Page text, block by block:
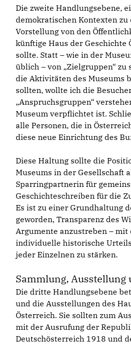
Die zweite Handlungsebene,
demokratischen Kontexten zu
Vorstellung von den
künftige Haus der Geschichte
sollte. Statt – wie in der
üblich – von „Zielgruppen“ zu
die Aktivitäten des Museums
sollten, wollte ich die
„Anspruchsgruppen“
Museum verpflichtet ist.
alle Personen, die in
diese neue Einrichtung des
Diese Haltung sollte die
Museums in der Gesellschaft
Sparringpartnerin für
Geschichteschreiben für die
Es ist zu einer Grundhaltung
geworden, Transparenz des
Argumente anzustreben – mit
individuelle historische
jeder Einzelnen zu stärken.
Sammlung, Ausstellung
Die dritte Handlungsebene
und die Ausstellungen des
Österreich. Sie sollten zum
mit der Ausrufung der
Deutschösterreich 1918 und